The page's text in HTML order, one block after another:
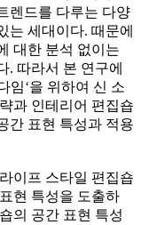
렌드를 다루는 다양
는 세대이다. 때문에
대한 분석 없이는
. 따라서 본 연구에
임‘을 위하여 신 소
과 인테리어 편집숍
간 표현 특성과 적용
이프 스타일 편집숍
현 특성을 도출하
의 공간 표현 특성